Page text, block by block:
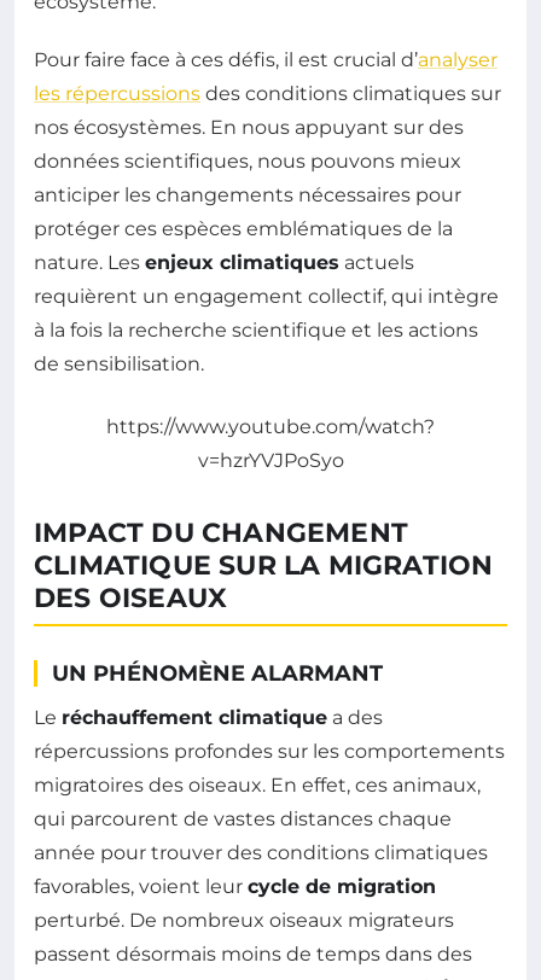
Pour faire face à ces défis, il est crucial d’analyser
les répercussions des conditions climatiques sur
nos écosystèmes. En nous appuyant sur des
données scientifiques, nous pouvons mieux
anticiper les changements nécessaires pour
protéger ces espèces emblématiques de la
nature. Les enjeux climatiques actuels
requièrent un engagement collectif, qui intègre
à la fois la recherche scientifique et les actions
de sensibilisation.
https://www.youtube.com/watch?
v=hzrYVJPoSyo
IMPACT DU CHANGEMENT
CLIMATIQUE SUR LA MIGRATION
DES OISEAUX
UN PHÉNOMÈNE ALARMANT
Le réchauffement climatique a des
répercussions profondes sur les comportements
migratoires des oiseaux. En effet, ces animaux,
qui parcourent de vastes distances chaque
année pour trouver des conditions climatiques
favorables, voient leur cycle de migration
perturbé. De nombreux oiseaux migrateurs
passent désormais moins de temps dans des